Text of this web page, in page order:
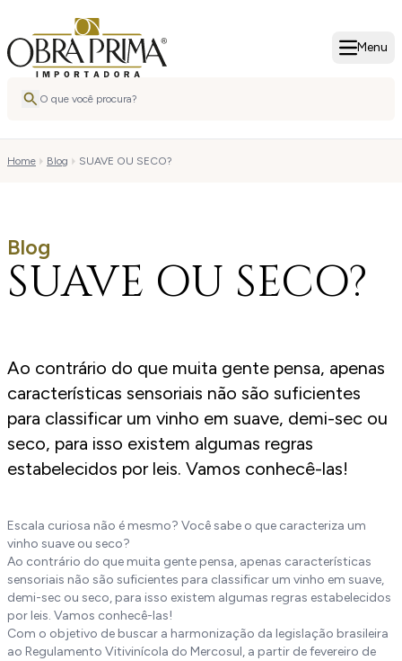
Menu
Home Blog SUAVE OU SECO?
Blog
SUAVE OU SECO?
Ao contrário do que muita gente pensa, apenas
características sensoriais não são suficientes
para classificar um vinho em suave, demi-sec ou
seco, para isso existem algumas regras
estabelecidos por leis. Vamos conhecê-las!
Escala curiosa não é mesmo? Você sabe o que caracteriza um
vinho suave ou seco?
Ao contrário do que muita gente pensa, apenas características
sensoriais não são suficientes para classificar um vinho em suave,
demi-sec ou seco, para isso existem algumas regras estabelecidos
por leis. Vamos conhecê-las!
Com o objetivo de buscar a harmonização da legislação brasileira
ao Regulamento Vitivinícola do Mercosul, a partir de fevereiro de